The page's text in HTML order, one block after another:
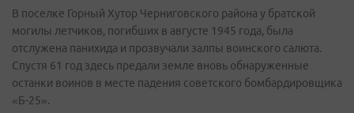
В поселке Горный Хутор Черниговского района у братской
могилы летчиков, погибших в августе 1945 года, была
отслужена панихида и прозвучали залпы воинского салюта.
Спустя 61 год здесь предали земле вновь обнаруженные
останки воинов в месте падения советского бомбардировщика
«Б-25».